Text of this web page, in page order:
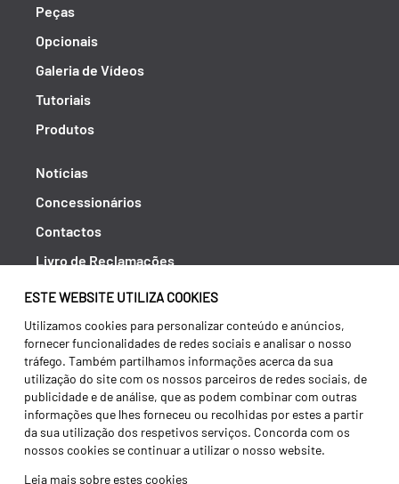
ESTE WEBSITE UTILIZA COOKIES
Utilizamos cookies para personalizar conteúdo e anúncios,
fornecer funcionalidades de redes sociais e analisar o nosso
tráfego. Também partilhamos informações acerca da sua
utilização do site com os nossos parceiros de redes sociais, de
publicidade e de análise, que as podem combinar com outras
informações que lhes forneceu ou recolhidas por estes a partir
da sua utilização dos respetivos serviços. Concorda com os
nossos cookies se continuar a utilizar o nosso website.
Leia mais sobre estes cookies
Peças
Opcionais
Galeria de Vídeos
Tutoriais
Produtos
Notícias
Concessionários
Contactos
Livro de Reclamações
Política de Privacidade
Canal de Denúncias (RGPC)
Termos e condições